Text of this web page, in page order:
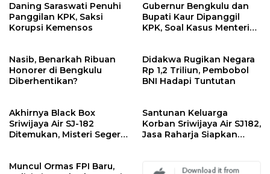
Daning Saraswati Penuhi
Panggilan KPK, Saksi
Korupsi Kemensos
Gubernur Bengkulu dan
Bupati Kaur Dipanggil
KPK, Soal Kasus Menteri
Nasib, Benarkah Ribuan
Honorer di Bengkulu
Diberhentikan?
Didakwa Rugikan Negara
Rp 1,2 Triliun, Pembobol
BNI Hadapi Tuntutan
Akhirnya Black Box
Sriwijaya Air SJ-182
Ditemukan, Misteri Segera
Santunan Keluarga
Korban Sriwijaya Air SJ182,
Jasa Raharja Siapkan
Muncul Ormas FPI Baru,